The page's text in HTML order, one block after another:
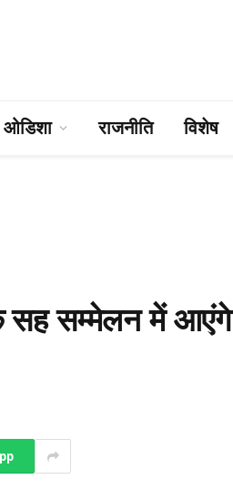
ओडिशा राजनीति विशेष
सह सम्मेलन में आएंगे